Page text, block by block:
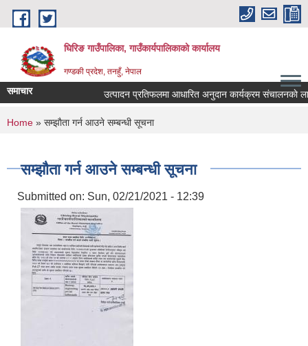
Skip to main content
घिरिङ गाउँपालिका, गाउँकार्यपालिकाको कार्यालय
गण्डकी प्रदेश, तनहुँ, नेपाल
समाचार उत्पादन प्रतिफलमा आधारित अनुदान कार्यक्रम संचालनकाे
You are here
Home » सम्झाैता गर्न आउने सम्बन्धी सूचना
सम्झाैता गर्न आउने सम्बन्धी सूचना
Submitted on: Sun, 02/21/2021 - 12:39